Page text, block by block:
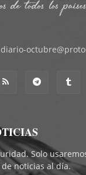
diario-
Solo
noticias al día.